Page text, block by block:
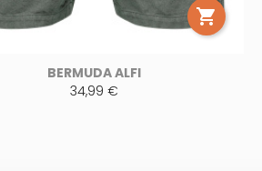

BERMUDA ALFI
34,99 €